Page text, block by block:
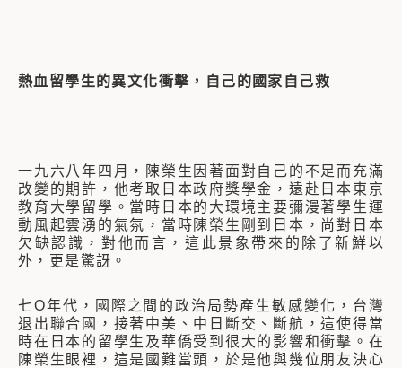
熱血留學生的異文化衝擊，自己的國家自己救
一九六八年四月，陳榮生因著面對自己的不足而充滿
改變的期許，他考取日本政府獎學金，遠赴日本東京
教育大學留學。當時日本的大環境主要彌漫著學生運
動風起雲湧的氣氛，當時陳榮生剛到日本，尚對日本
欠缺認識，對他而言，這此景象帶來的除了新鮮以
外，更是驚訝。
七O年代，國際之間的政治局勢產生敏感變化，台灣
退出聯合國，接著中美、中日斷交、斷航，這使得當
時在日本的留學生及華僑受到很大的影響和衝擊。在
陳榮生眼裡，這是國難當頭，於是他與幾位朋友決心